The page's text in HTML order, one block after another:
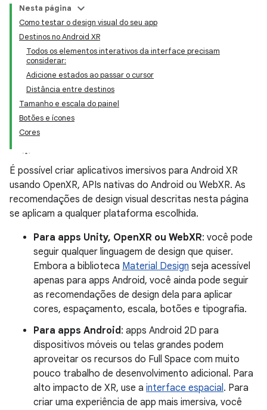
Nesta página
Como testar o design visual do seu app
Destinos no Android XR
Todos os elementos interativos da interface precisam
considerar:
Adicione estados ao passar o cursor
Distância entre destinos
Tamanho e escala do painel
Botões e ícones
Cores
É possível criar aplicativos imersivos para Android XR
usando OpenXR, APIs nativas do Android ou WebXR. As
recomendações de design visual descritas nesta página
se aplicam a qualquer plataforma escolhida.
Para apps Unity, OpenXR ou WebXR: você pode
seguir qualquer linguagem de design que quiser.
Embora a biblioteca Material Design seja acessível
apenas para apps Android, você ainda pode seguir
as recomendações de design dela para aplicar
cores, espaçamento, escala, botões e tipografia.
Para apps Android: apps Android 2D para
dispositivos móveis ou telas grandes podem
aproveitar os recursos do Full Space com muito
pouco trabalho de desenvolvimento adicional. Para
alto impacto de XR, use a interface espacial. Para
criar uma experiência de app mais imersiva, você